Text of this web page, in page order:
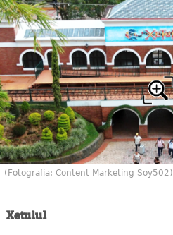
(Fotografía: Content Marketing Soy502)
Xetulul